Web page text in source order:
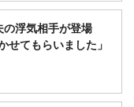
の浮気相手が登場
せてもらいました」